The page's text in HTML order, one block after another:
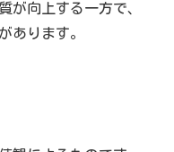
が向上する一方で、
あります。